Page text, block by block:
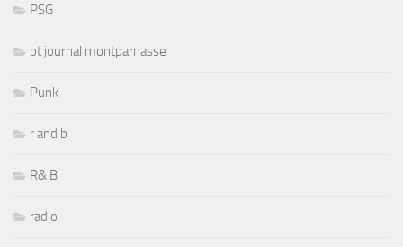
PSG
pt journal montparnasse
Punk
r and b
R& B
radio